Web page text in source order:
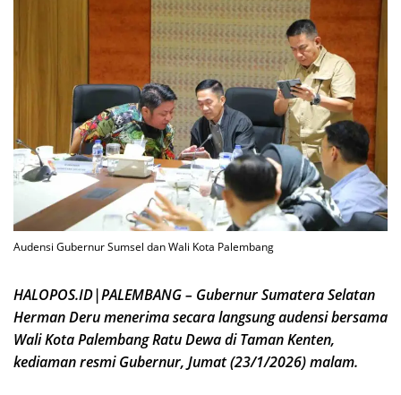
Audensi Gubernur Sumsel dan Wali Kota Palembang
HALOPOS.ID|PALEMBANG – Gubernur Sumatera Selatan
Herman Deru menerima secara langsung audensi bersama
Wali Kota Palembang Ratu Dewa di Taman Kenten,
kediaman resmi Gubernur, Jumat (23/1/2026) malam.